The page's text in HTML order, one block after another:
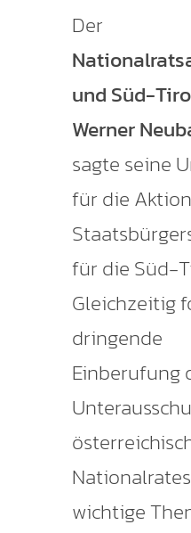
Der
und Süd-
Werner
sagte seine
für die
für die Süd-
Gleichzeitig
dringende
Einberufung
wichtige